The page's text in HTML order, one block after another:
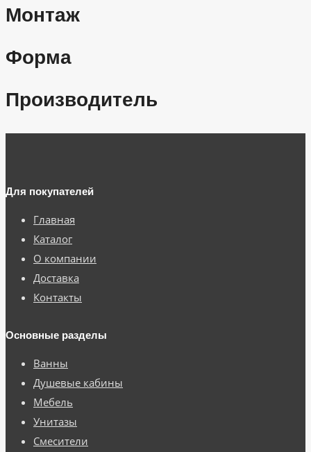
Монтаж
Форма
Производитель
Для покупателей
Главная
Каталог
О компании
Доставка
Контакты
Основные разделы
Ванны
Душевые кабины
Мебель
Унитазы
Смесители